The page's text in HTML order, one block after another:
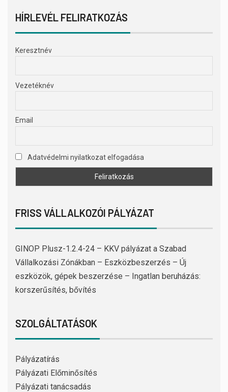
HÍRLEVÉL FELIRATKOZÁS
Keresztnév
Vezetéknév
Email
Adatvédelmi nyilatkozat elfogadása
FRISS VÁLLALKOZÓI PÁLYÁZAT
GINOP Plusz-1.2.4-24 – KKV pályázat a Szabad
Vállalkozási Zónákban – Eszközbeszerzés – Új
eszközök, gépek beszerzése – Ingatlan beruházás:
korszerűsítés, bővítés
SZOLGÁLTATÁSOK
Pályázatírás
Pályázati Előminősítés
Pályázati tanácsadás